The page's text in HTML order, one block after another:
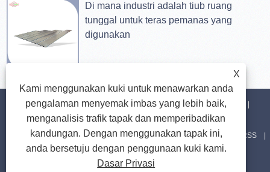
Di mana industri adalah tiub ruang
tunggal untuk teras pemanas yang
digunakan
Rumah Tentang Kami Produk Berita Muat turun
Hantar Pertanyaan Hubungi Kami Pautan Sitemap RSS
XML Privacy Policy
X
Kami menggunakan kuki untuk menawarkan anda
pengalaman menyemak imbas yang lebih baik,
menganalisis trafik tapak dan memperibadikan
kandungan. Dengan menggunakan tapak ini,
anda bersetuju dengan penggunaan kuki kami.
Dasar Privasi